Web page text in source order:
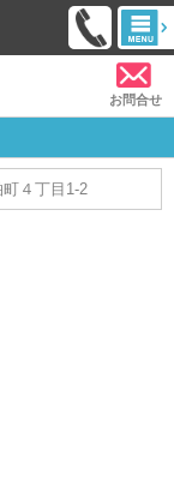
お問合せ
４丁目1-2